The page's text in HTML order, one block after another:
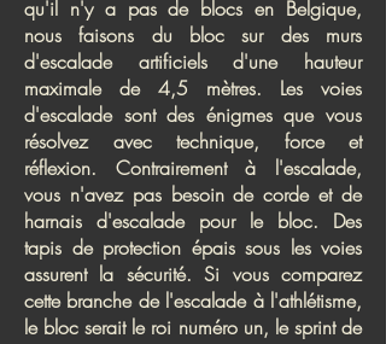
qu'il n'y a pas de blocs en Belgique,
nous faisons du bloc sur des murs
d'escalade artificiels d'une hauteur
maximale de 4,5 mètres. Les voies
d'escalade sont des énigmes que vous
résolvez avec technique, force et
réflexion. Contrairement à l'escalade,
vous n'avez pas besoin de corde et de
harnais d'escalade pour le bloc. Des
tapis de protection épais sous les voies
assurent la sécurité. Si vous comparez
cette branche de l'escalade à l'athlétisme,
le bloc serait le roi numéro un, le sprint de